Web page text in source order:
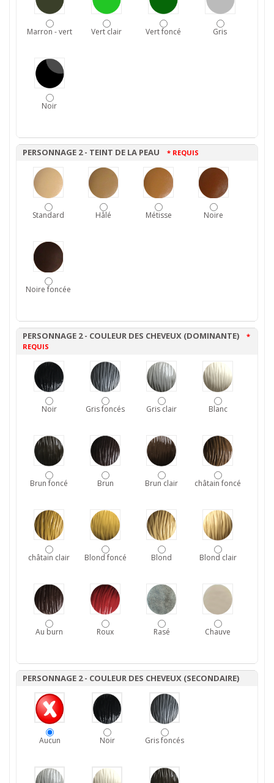
Marron - vert Vert clair Vert foncé Gris
Noir
PERSONNAGE 2 - TEINT DE LA PEAU * REQUIS
Standard Hâlé Métisse Noire
Noire foncée
PERSONNAGE 2 - COULEUR DES CHEVEUX (DOMINANTE) *
REQUIS
Noir Gris foncés Gris clair Blanc
Brun foncé Brun Brun clair châtain foncé
châtain clair Blond foncé Blond Blond clair
Au burn Roux Rasé Chauve
PERSONNAGE 2 - COULEUR DES CHEVEUX (SECONDAIRE)
Aucun Noir Gris foncés